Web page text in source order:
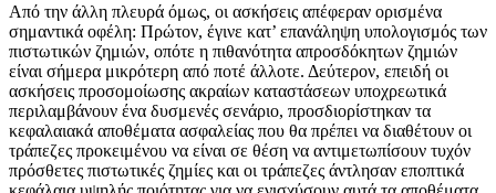
Από την άλλη πλευρά όμως, οι ασκήσεις απέφεραν ορισμένα
σημαντικά οφέλη: Πρώτον, έγινε κατ’ επανάληψη υπολογισμός των
πιστωτικών ζημιών, οπότε η πιθανότητα απροσδόκητων ζημιών
είναι σήμερα μικρότερη από ποτέ άλλοτε. Δεύτερον, επειδή οι
ασκήσεις προσομοίωσης ακραίων καταστάσεων υποχρεωτικά
περιλαμβάνουν ένα δυσμενές σενάριο, προσδιορίστηκαν τα
κεφαλαιακά αποθέματα ασφαλείας που θα πρέπει να διαθέτουν οι
τράπεζες προκειμένου να είναι σε θέση να αντιμετωπίσουν τυχόν
πρόσθετες πιστωτικές ζημίες και οι τράπεζες άντλησαν εποπτικά